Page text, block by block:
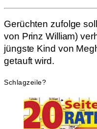
Gerüchten zufolge
von Prinz William)
jüngste Kind von
getauft wird.
Schlagzeile?